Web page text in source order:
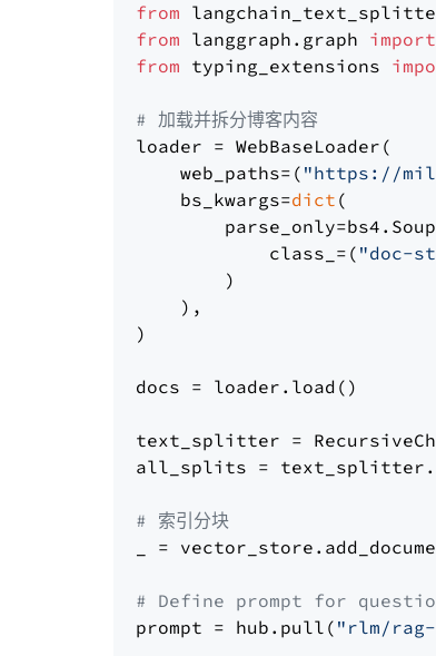
from
from langgraph.graph import
from typing_extensions
# 加载并拆分博客内容
loader = WebBaseLoader(
    web_paths=(
"https://
    bs_kwargs=
dict (
            class_=(
"doc-
        )
    ),
)
docs = loader.load()
text_splitter =
all_splits =
# 索引分块
_ =
# Define prompt for
prompt = hub.pull( "rlm/rag-